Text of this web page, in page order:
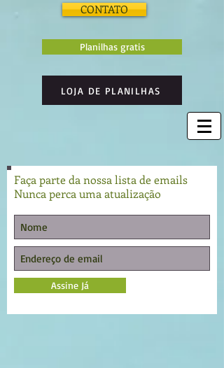
CONTATO
Planilhas gratis
LOJA DE PLANILHAS
Faça parte da nossa lista de emails
Nunca perca uma atualização
Assine Já